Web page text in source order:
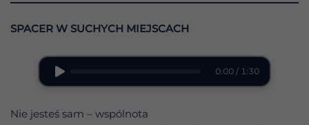
SPACER W SUCHYCH MIEJSCACH
0:00 / 1:30
Nie jesteś sam – wspólnota